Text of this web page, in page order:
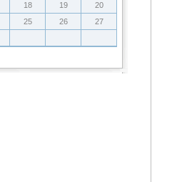
18 19
20
25 26
27